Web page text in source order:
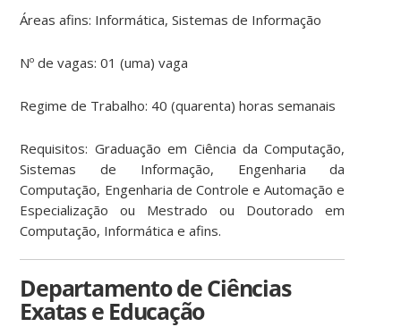
Áreas afins: Informática, Sistemas de Informação
Nº de vagas: 01 (uma) vaga
Regime de Trabalho: 40 (quarenta) horas semanais
Requisitos: Graduação em Ciência da Computação,
Sistemas de Informação, Engenharia da
Computação, Engenharia de Controle e Automação e
Especialização ou Mestrado ou Doutorado em
Computação, Informática e afins.
Departamento de Ciências
Exatas e Educação